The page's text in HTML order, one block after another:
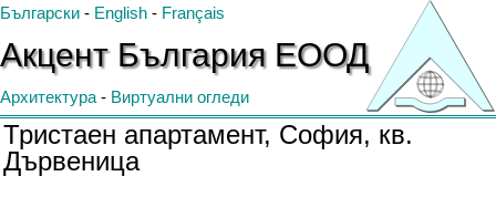
Български - English - Français
Акцент България ЕООД
Архитектура - Виртуални огледи
Тристаен апартамент, София, кв.
Дървеница